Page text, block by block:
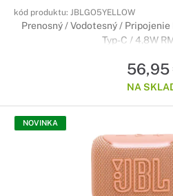
kód produktu: JBLGO5YELLOW
Prenosný / Vodotesný /
Typ-C / 4,8W
56,95
NA
NOVINKA